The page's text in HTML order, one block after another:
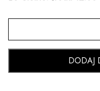
DODAJ